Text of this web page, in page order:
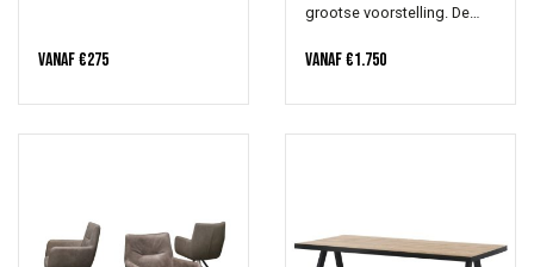
chique uitstraling. De
moeiteloos met bestaande
kleuren uit jouw interieur. De
Vanaf€275
grootse voorstelling. De
poten geven deze tafel
en verfijnd. Prachtig in elke
Vanaf€1.750